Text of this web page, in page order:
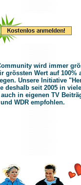
wird immer
grössten Wert auf 100%
Unsere Initiative
deshalb seit 2005 in
in eigenen TV
WDR empfohlen.